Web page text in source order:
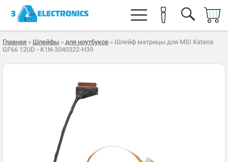
Главная » Шлейфы » для ноутбуков » Шлейф матрицы для MSI Katana
GF66 12UD - K1N-3040322-H39